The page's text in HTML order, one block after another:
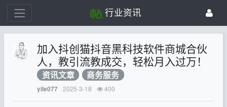
行业资讯
加入抖创猫抖音黑科技软件商城合伙
人，教引流教成交，轻松月入过万！
资讯文章 商务服务
yile077 2025-3-18 400